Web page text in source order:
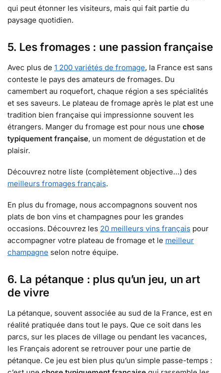
qui peut étonner les visiteurs, mais qui fait partie du
paysage quotidien.
5. Les fromages : une passion française
Avec plus de 1 200 variétés de fromage, la France est sans
conteste le pays des amateurs de fromages. Du
camembert au roquefort, chaque région a ses spécialités
et ses saveurs. Le plateau de fromage après le plat est une
tradition bien française qui impressionne souvent les
étrangers. Manger du fromage est pour nous une chose
typiquement française, un moment de dégustation et de
plaisir.
Découvrez notre liste (complètement objective…) des
meilleurs fromages français.
En plus du fromage, nous accompagnons souvent nos
plats de bon vins et champagnes pour les grandes
occasions. Découvrez les 20 meilleurs vins français pour
accompagner votre plateau de fromage et le meilleur
champagne selon notre équipe.
6. La pétanque : plus qu’un jeu, un art
de vivre
La pétanque, souvent associée au sud de la France, est en
réalité pratiquée dans tout le pays. Que ce soit dans les
parcs, sur les places de village ou pendant les vacances,
les Français adorent se retrouver pour une partie de
pétanque. Ce jeu est bien plus qu’un simple passe-temps :